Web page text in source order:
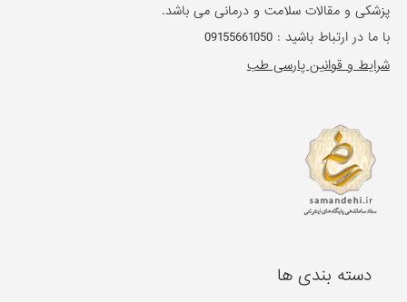
پزشکی و مقالات سلامت و درمانی می باشد.
با ما در ارتباط باشید :09155661050
شرایط و قوانین پارسی طب
دسته بندی ها